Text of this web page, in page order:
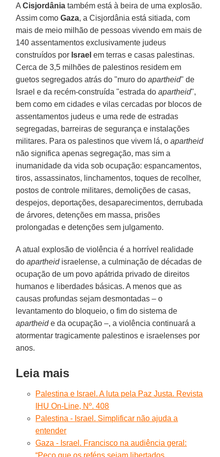
ACisjordânia também está à beira de uma explosão.
Assim comoGaza, a Cisjordânia está sitiada, com
mais de meio milhão de pessoas vivendo em mais de
140 assentamentos exclusivamente judeus
construídos por Israel em terras e casas palestinas.
Cerca de 3,5 milhões de palestinos residem em
guetos segregados atrás do "muro doapartheid" de
Israel e da recém-construída "estrada doapartheid",
bem como em cidades e vilas cercadas por blocos de
assentamentos judeus e uma rede de estradas
segregadas, barreiras de segurança e instalações
militares. Para os palestinos que vivem lá, oapartheid
não significa apenas segregação, mas sim a
inumanidade da vida sob ocupação: espancamentos,
tiros, assassinatos, linchamentos, toques de recolher,
postos de controle militares, demolições de casas,
despejos, deportações, desaparecimentos, derrubada
de árvores, detenções em massa, prisões
prolongadas e detenções sem julgamento.
A atual explosão de violência é a horrível realidade
doapartheidisraelense, a culminação de décadas de
ocupação de um povo apátrida privado de direitos
humanos e liberdades básicas. A menos que as
causas profundas sejam desmontadas – o
levantamento do bloqueio, o fim do sistema de
apartheide da ocupação –, a violência continuará a
atormentar tragicamente palestinos e israelenses por
anos.
Leia mais
Palestina e Israel. A luta pela Paz Justa. Revista
IHU On-Line, Nº. 408
Palestina - Israel. Simplificar não ajuda a
entender
Gaza - Israel. Francisco na audiência geral:
“Peço que os reféns sejam libertados